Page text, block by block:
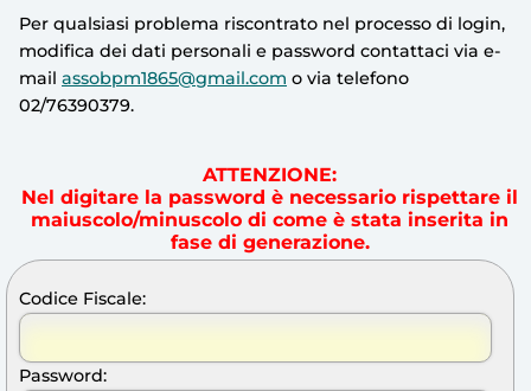
Per qualsiasi problema riscontrato nel processo di login,
modifica dei dati personali e password contattaci via e-
mail assobpm1865@gmail.com o via telefono
02/76390379.
ATTENZIONE:
Nel digitare la password è necessario rispettare il
maiuscolo/minuscolo di come è stata inserita in
fase di generazione.
Codice Fiscale:
Password: